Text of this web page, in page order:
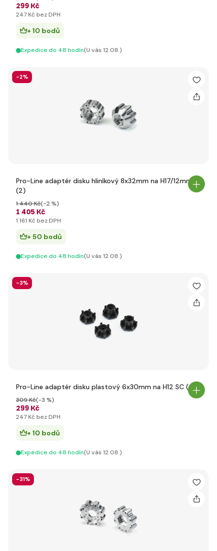
299 Kč
247 Kč bez DPH
+ 10 bodů
Expedice do 48 hodín(U vás 12.08.)
-2%
Pro-Line adaptér disku hliníkový 8x32mm na H17/12mm
(2)
1 405 Kč
1 440 Kč(-2 %)
1 161 Kč bez DPH
+ 50 bodů
Expedice do 48 hodín(U vás 12.08.)
-3%
Pro-Line adaptér disku plastový 6x30mm na H12 SC (4)
299 Kč
309 Kč(-3 %)
247 Kč bez DPH
+ 10 bodů
Expedice do 48 hodín(U vás 12.08.)
-31%